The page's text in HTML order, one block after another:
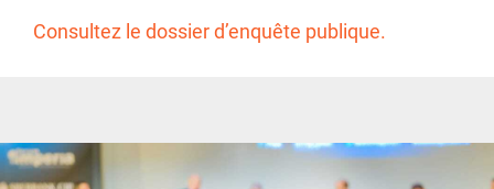
Consultez le dossier d’enquête publique.